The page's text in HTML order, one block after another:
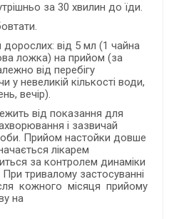
за 30 хвилин до їди.
від 5 мл (1 чайна
ложка) на прийом (за
від перебігу
у невеликій кількості води,
вечір).
від показання для
і зазвичай
Прийом настойки довше
лікарем
за контролем динаміки
При тривалому застосуванні
кожного місяця прийому
на